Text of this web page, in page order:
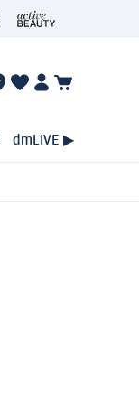
dmLIVE ▶